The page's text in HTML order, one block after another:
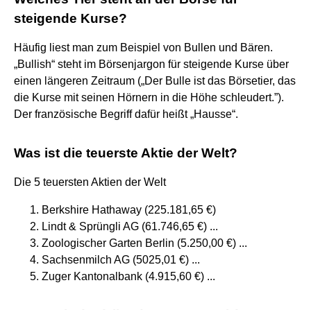
steigende Kurse?
Häufig liest man zum Beispiel von Bullen und Bären.
„Bullish“ steht im Börsenjargon für steigende Kurse über
einen längeren Zeitraum („Der Bulle ist das Börsetier, das
die Kurse mit seinen Hörnern in die Höhe schleudert.”).
Der französische Begriff dafür heißt „Hausse“.
Was ist die teuerste Aktie der Welt?
Die 5 teuersten Aktien der Welt
Berkshire Hathaway (225.181,65 €)
Lindt & Sprüngli AG (61.746,65 €) ...
Zoologischer Garten Berlin (5.250,00 €) ...
Sachsenmilch AG (5025,01 €) ...
Zuger Kantonalbank (4.915,60 €) ...